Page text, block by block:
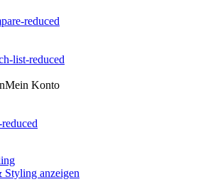
Mein Konto
anzeigen